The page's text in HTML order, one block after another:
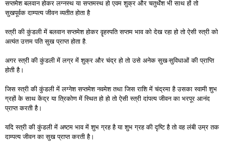
सप्तमेश बलवान होकर लग्नस्थ या सप्तमस्थ हो एवम शुक्र और चतुर्थेश भी साथ हों तो
सुखपूर्वक दाम्पत्य जीवन व्यतीत होता है
स्त्री की कुंडली में बलवान सप्तमेश होकर वॄहस्पति सप्तम भाव को देख रहा हो तो ऐसी स्त्री को
अत्यंत उत्तम पति सुख प्राप्त होता है.
अगर स्त्री की कुंडली में लग्र में शुक्र और चंद्र हो तो उसे अनेक सुख-सुविधाओं की प्राप्ति
होती है।
जिस स्त्री की कुंडली में लग्नेश सप्तमेश नवमेश तथा जिस राशि में चंद्रमा है उसका स्वामी शुभ
ग्रहों के साथ केंद्र या त्रिकोण में स्थित हो हो तो ऐसी स्त्री दांपत्य जीवन का भरपूर आनंद
प्राप्त करती है।
यदि स्त्री की कुंडली में अष्टम भाव में शुभ ग्रह है या शुभ ग्रह की दृष्टि है तो वह लंबी उम्र तक
दाम्पत्य जीवन का सुख प्राप्त करती है।